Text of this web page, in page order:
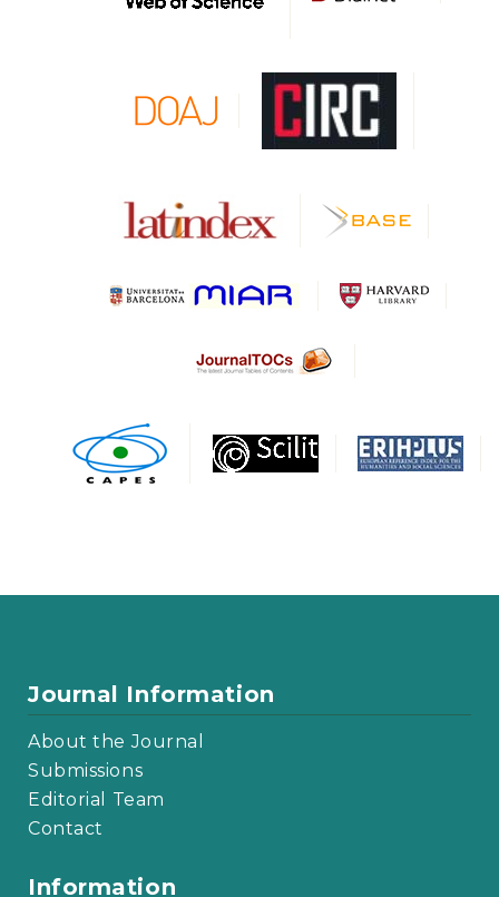
Journal Information
About the Journal
Submissions
Editorial Team
Contact
Information